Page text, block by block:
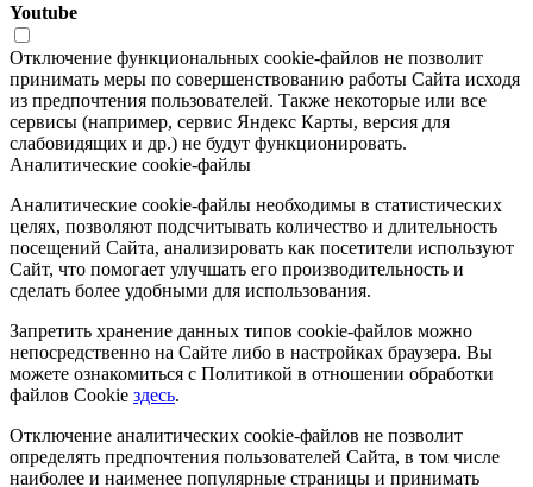
Youtube
Отключение функциональных cookie-файлов не позволит
принимать меры по совершенствованию работы Сайта исходя
из предпочтения пользователей. Также некоторые или все
сервисы (например, сервис Яндекс Карты, версия для
слабовидящих и др.) не будут функционировать.
Аналитические cookie-файлы
Аналитические cookie-файлы необходимы в статистических
целях, позволяют подсчитывать количество и длительность
посещений Сайта, анализировать как посетители используют
Сайт, что помогает улучшать его производительность и
сделать более удобными для использования.
Запретить хранение данных типов cookie-файлов можно
непосредственно на Сайте либо в настройках браузера. Вы
можете ознакомиться с Политикой в отношении обработки
файлов Cookie здесь.
Отключение аналитических cookie-файлов не позволит
определять предпочтения пользователей Сайта, в том числе
наиболее и наименее популярные страницы и принимать